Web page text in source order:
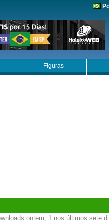
Figuras
ontem, 1 nos últimos sete